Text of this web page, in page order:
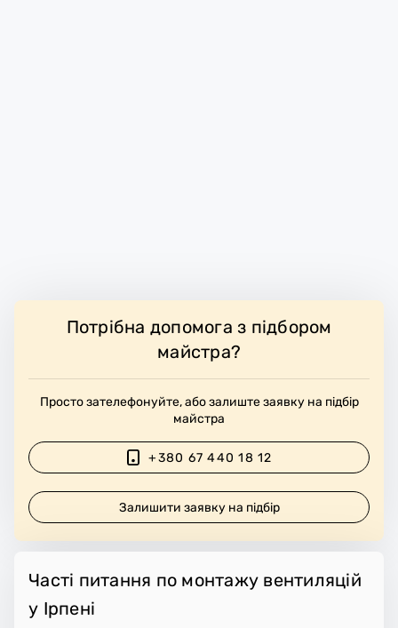
Потрібна допомога з підбором
майстра?
Просто зателефонуйте, або залиште заявку на підбір
майстра
+380 67 440 18 12
Залишити заявку на підбір
Часті питання по монтажу вентиляцій
у Ірпені